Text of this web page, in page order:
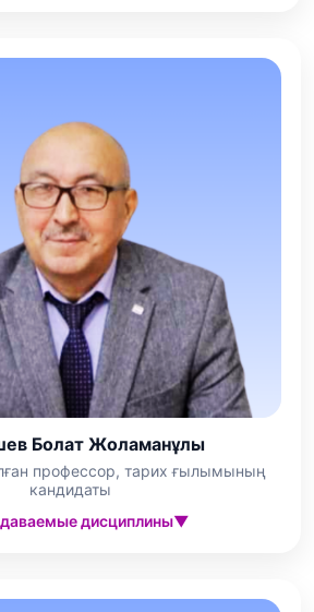
Болат Жоламанұлы
профессор, тарих ғылымының
кандидаты
дисциплины▼